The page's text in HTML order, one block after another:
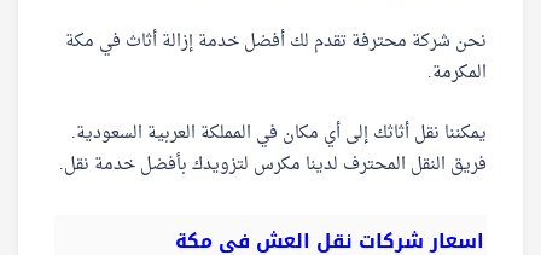
نحن شركة محترفة تقدم لك أفضل خدمة إزالة أثاث في مكة
المكرمة.
يمكننا نقل أثاثك إلى أي مكان في المملكة العربية السعودية.
فريق النقل المحترف لدينا مكرس لتزويدك بأفضل خدمة نقل.
اسعار شركات نقل العش في مكة